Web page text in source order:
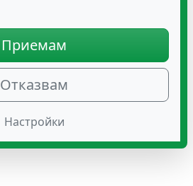
Приемам
Отказвам
Настройки